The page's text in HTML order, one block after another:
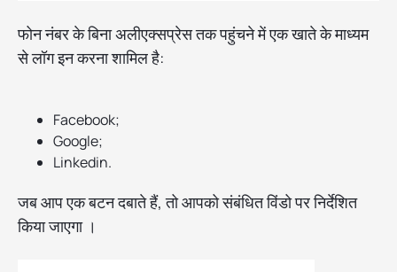
फोन नंबर के बिना अलीएक्सप्रेस तक पहुंचने में एक खाते के माध्यम
से लॉग इन करना शामिल है:
Facebook;
Google;
Linkedin.
जब आप एक बटन दबाते हैं, तो आपको संबंधित विंडो पर निर्देशित
किया जाएगा ।